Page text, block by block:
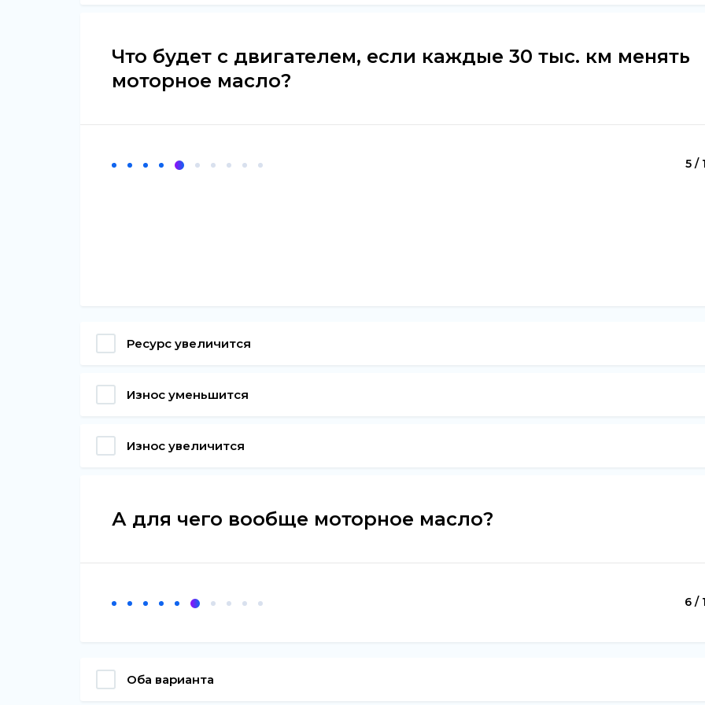
Что будет с двигателем, если каждые 30 тыс. км менять
моторное масло?
5 /
Ресурс увеличится
Износ уменьшится
Износ увеличится
А для чего вообще моторное масло?
6 /
Оба варианта